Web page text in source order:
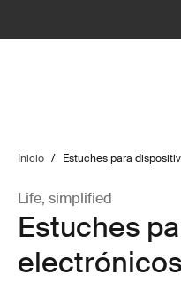
Inicio / Estuches para
Life, simplified
Estuches
electrónicos